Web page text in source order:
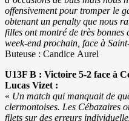
offensivement pour tromper le
obtenant un penalty que nous
filles ont montré de très
week-end prochain, face à
Buteuse : Candice Aurel
U13F B : Victoire 5-2 face à
Lucas Vizet :
« Un match qui manquait de
clermontoises. Les Cébazaires
filets sur des erreurs